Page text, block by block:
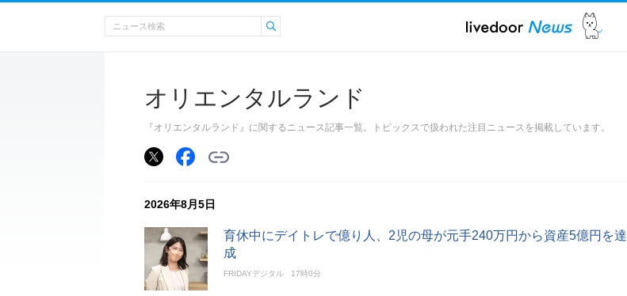
オリエンタルランド
『オリエンタルランド』に関するニュース記事一覧。トピックスで扱われた注目ニュースを掲載しています。
2026年8月5日
育休中にデイトレで億り人、2児の母が元手240万円から資産5億円を達
成
FRIDAYデジタル 17時0分